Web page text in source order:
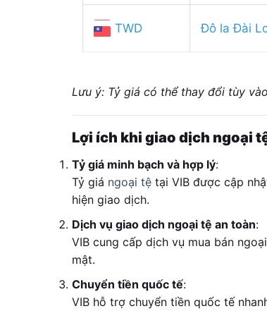
TWD Đô la Đài
Lưu ý: Tỷ giá có thể thay đổi tùy
Lợi ích khi giao dịch ngoại
Tỷ giá minh bạch và hợp lý:
Tỷ giá ngoại tệ tại VIB được cập
hiện giao dịch.
Dịch vụ giao dịch ngoại tệ an toàn:
VIB cung cấp dịch vụ mua bán
mật.
Chuyển tiền quốc tế:
VIB hỗ trợ chuyển tiền quốc tế